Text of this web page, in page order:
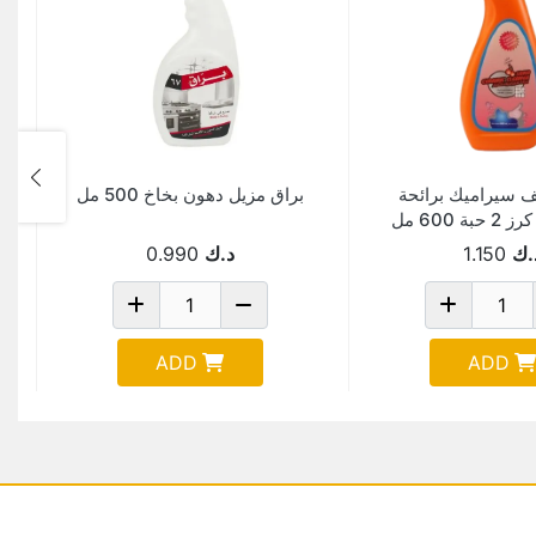
سيراميك برائحة
البرتقال + كرز 2 حبة 600 مل
Pack Of
1.150
ADD
براق مزيل دهون بخاخ 500 مل
د.ك 0.990
ADD